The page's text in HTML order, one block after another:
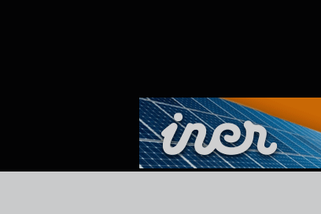
Skip to main content